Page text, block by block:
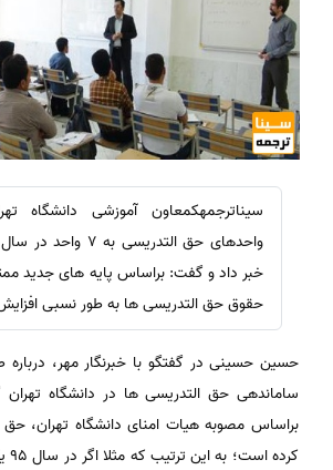
سیناترجمهکمعاون آموزشی دانشگاه
واحدهای حق التدریسی
خبر داد و گفت: براساس پایه های جدید
حقوق حق التدریسی ها به طور نسبی
حسین حسینی در گفتگو با خبرنگار مهر، درباره
ساماندهی حق التدریسی ها در دانشگاه تهران
براساس مصوبه هیات امنای دانشگاه تهران،